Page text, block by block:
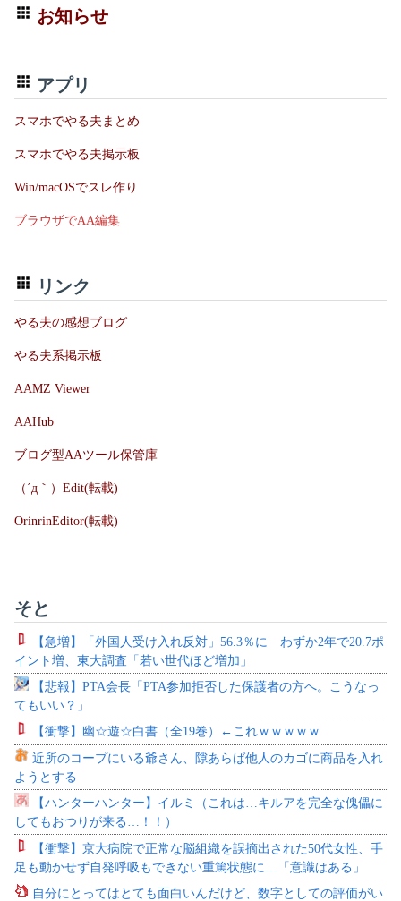
お知らせ
アプリ
スマホでやる夫まとめ
スマホでやる夫掲示板
Win/macOSでスレ作り
ブラウザでAA編集
リンク
やる夫の感想ブログ
やる夫系掲示板
AAMZ Viewer
AAHub
ブログ型AAツール保管庫
（´д｀）Edit(転載)
OrinrinEditor(転載)
そと
【急増】「外国人受け入れ反対」56.3％に わずか2年で20.7ポ
イント増、東大調査「若い世代ほど増加」
【悲報】PTA会長「PTA参加拒否した保護者の方へ。こうなっ
てもいい？」
【衝撃】幽☆遊☆白書（全19巻）←これｗｗｗｗｗ
近所のコープにいる爺さん、隙あらば他人のカゴに商品を入れ
ようとする
【ハンターハンター】イルミ（これは…キルアを完全な傀儡に
してもおつりが来る…！！）
【衝撃】京大病院で正常な脳組織を誤摘出された50代女性、手
足も動かせず自発呼吸もできない重篤状態に…「意識はある」
自分にとってはとても面白いんだけど、数字としての評価がい